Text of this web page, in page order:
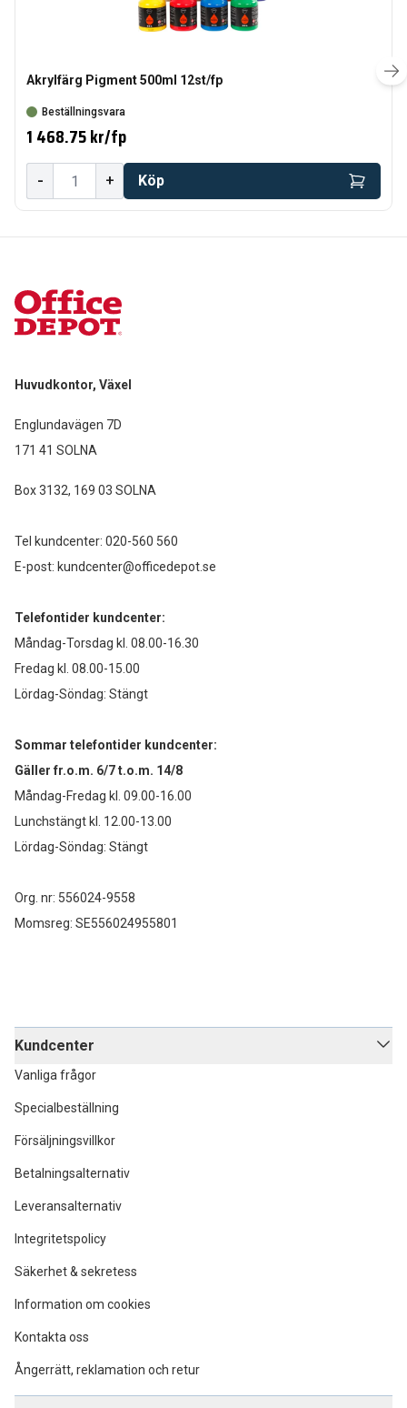
Akrylfärg Pigment 500ml 12st/fp
Beställningsvara
1 468.75 kr/fp
- + Köp
Huvudkontor, Växel
Englundavägen 7D
171 41 SOLNA
Box 3132, 169 03 SOLNA
Tel kundcenter: 020-560 560
E-post: kundcenter@officedepot.se
Telefontider kundcenter:
Måndag-Torsdag kl. 08.00-16.30
Fredag kl. 08.00-15.00
Lördag-Söndag: Stängt
Sommar telefontider kundcenter:
Gäller fr.o.m. 6/7 t.o.m. 14/8
Måndag-Fredag kl. 09.00-16.00
Lunchstängt kl. 12.00-13.00
Lördag-Söndag: Stängt
Org. nr: 556024-9558
Momsreg: SE556024955801
Kundcenter
Vanliga frågor
Specialbeställning
Försäljningsvillkor
Betalningsalternativ
Leveransalternativ
Integritetspolicy
Säkerhet & sekretess
Information om cookies
Kontakta oss
Ångerrätt, reklamation och retur